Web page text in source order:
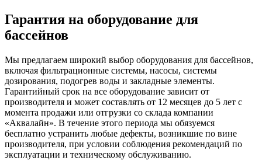
Гарантия на оборудование для
бассейнов
Мы предлагаем широкий выбор оборудования для бассейнов,
включая фильтрационные системы, насосы, системы
дозирования, подогрев воды и закладные элементы.
Гарантийный срок на все оборудование зависит от
производителя и может составлять от 12 месяцев до 5 лет с
момента продажи или отгрузки со склада компании
«Аквалайн». В течение этого периода мы обязуемся
бесплатно устранить любые дефекты, возникшие по вине
производителя, при условии соблюдения рекомендаций по
эксплуатации и техническому обслуживанию.